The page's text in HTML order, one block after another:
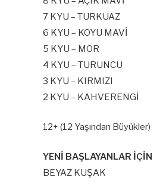
7 KYU – TURKUAZ
6 KYU – KOYU MAVİ
5 KYU – MOR
4 KYU – TURUNCU
3 KYU – KIRMIZI
2 KYU – KAHVERENGİ
12+ (12 Yaşından Büyükler)
YENİ BAŞLAYANLAR İÇİN
BEYAZ KUŞAK